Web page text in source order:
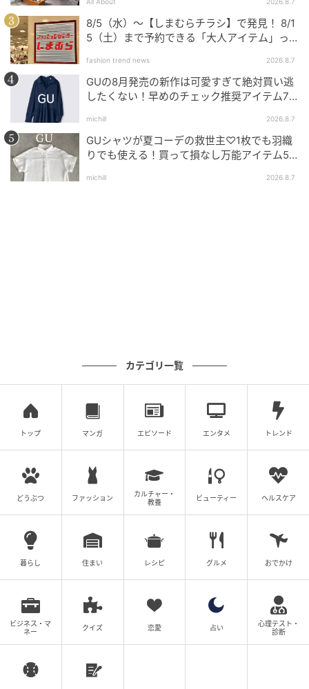
「UVカットツイルロゴキャップ」は、汎用性に優れた
シンプルなデザインで性別を問わず被る事が出来るだ
けでなく、紫外線を90％以上カットする嬉しいUVカッ
ト機能を兼ね備えているのが魅力♡
内蔵されたエラスティックバンドとサイズ調節可能な
アジャスターの組み合わせによりフィット感にも優れ
ており、GUのオンラインストアでは驚異的な★4.8の
高評価を獲得しています。
■UVカットツイルロゴキャップ 990円(税込)
ンツ、ブラックのバッグ＆ポインテッドナローストラ
フェミニンな印象の強いオフショルトップスも、ワイ
ンのUVカットツイルロゴキャップとブラウンのスウェ
ットワイドパンツを合わせれば程良くカジュアルダウ
ン出来るでしょう。
落ち着いた印象にまとめられた「UVカットツ
イルロゴキャップ」
この投稿をInstagramで見る
(@_red_sjk)がシェアした投稿
ネイビー×ブラウンのカラーリングがトレンドを押さえ
つつも落ち着いた印象を与えてくれる「UVカットツイ
ルロゴキャップ」は、ホワイトの刺繍ロゴが際立つデ
8/5（水）〜【しまむらチラシ】で発見！ 8/1
5（土）まで予約できる「大人アイテム」っ
fashion trend news 2026.8.7
GUの8月発売の新作は可愛すぎて絶対買い逃
したくない！早めのチェック推奨アイテム7
michill 2026.8.7
GUシャツが夏コーデの救世主♡1枚でも羽織
りでも使える！買って損なし万能アイテム5
michill 2026.8.7
カテゴリ一覧
トップ マンガ エピソード エンタメ トレンド
どうぶつ ファッション
カルチャー・
教養
ビューティー ヘルスケア
暮らし 住まい レシピ グルメ おでかけ
ビジネス・マ
ネー
クイズ 恋愛 占い
心理テスト・
診断